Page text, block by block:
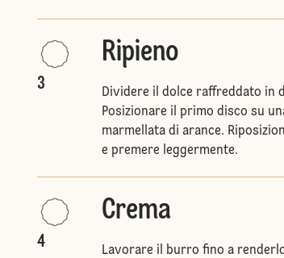
3
Ripieno
Dividere il dolce raffreddato in
Posizionare il primo disco su
marmellata di arance.
e premere leggermente.
4
Crema
Lavorare il burro fino a